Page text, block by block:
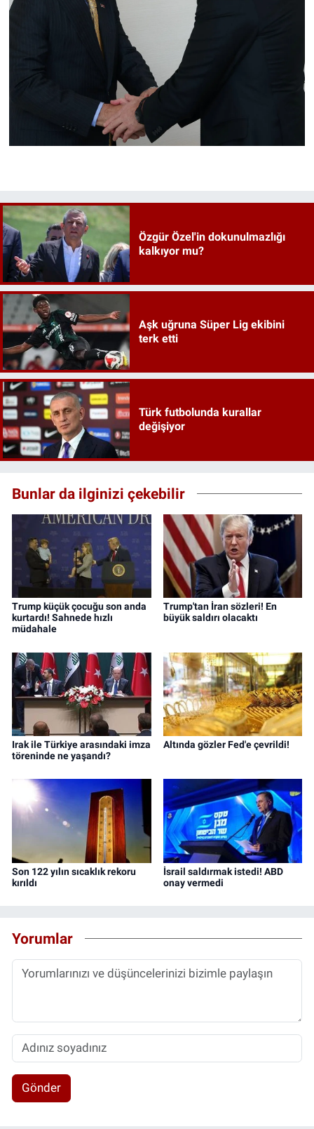
Özgür Özel'in dokunulmazlığı
kalkıyor mu?
Aşk uğruna Süper Lig ekibini
terk etti
Türk futbolunda kurallar
değişiyor
Bunlar da ilginizi çekebilir
Trump küçük çocuğu son anda
kurtardı! Sahnede hızlı
müdahale
Trump'tan İran sözleri! En
büyük saldırı olacaktı
Irak ile Türkiye arasındaki imza
töreninde ne yaşandı?
Altında gözler Fed'e çevrildi!
Son 122 yılın sıcaklık rekoru
kırıldı
İsrail saldırmak istedi! ABD
onay vermedi
Yorumlar
Gönder